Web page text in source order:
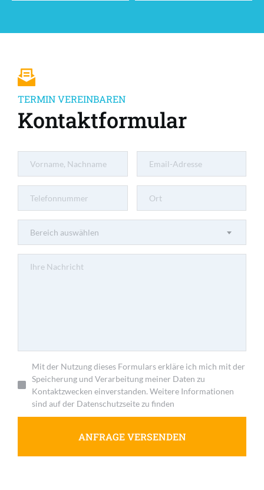
TERMIN VEREINBAREN
Kontaktformular
Bereich auswählen
Mit der Nutzung dieses Formulars erkläre ich mich mit der
Speicherung und Verarbeitung meiner Daten zu
Kontaktzwecken einverstanden. Weitere Informationen
sind auf der Datenschutzseite zu finden
ANFRAGE VERSENDEN